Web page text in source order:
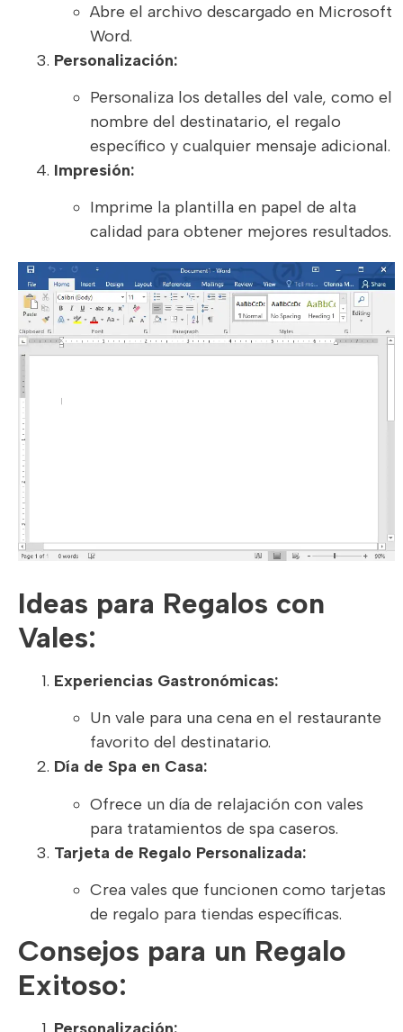
Abre el archivo descargado en Microsoft
Word.
Personalización:
Personaliza los detalles del vale, como el
nombre del destinatario, el regalo
específico y cualquier mensaje adicional.
Impresión:
Imprime la plantilla en papel de alta
calidad para obtener mejores resultados.
Ideas para Regalos con
Vales:
Experiencias Gastronómicas:
Un vale para una cena en el restaurante
favorito del destinatario.
Día de Spa en Casa:
Ofrece un día de relajación con vales
para tratamientos de spa caseros.
Tarjeta de Regalo Personalizada:
Crea vales que funcionen como tarjetas
de regalo para tiendas específicas.
Consejos para un Regalo
Exitoso: